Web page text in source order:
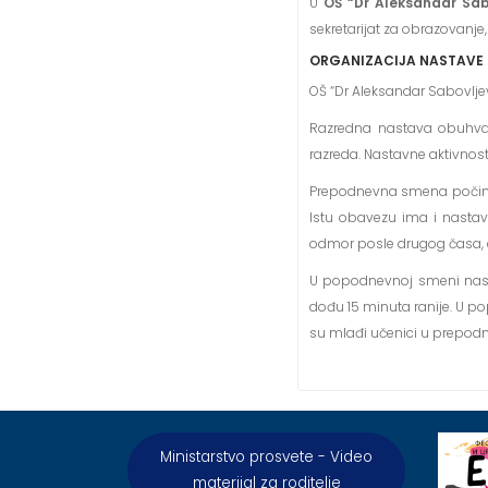
sekretarijat za
ORGANIZACIJA NASTAVE
OŠ “Dr Aleksandar
Razredna nastava
razreda. Nastavne
Prepodnevna smena
Istu obavezu ima i
odmor posle drugog časa,
U popodnevnoj smeni
dođu 15 minuta ranije. U
su mlađi učenici u
Ministarstvo prosvete - Video
materijal za roditelje